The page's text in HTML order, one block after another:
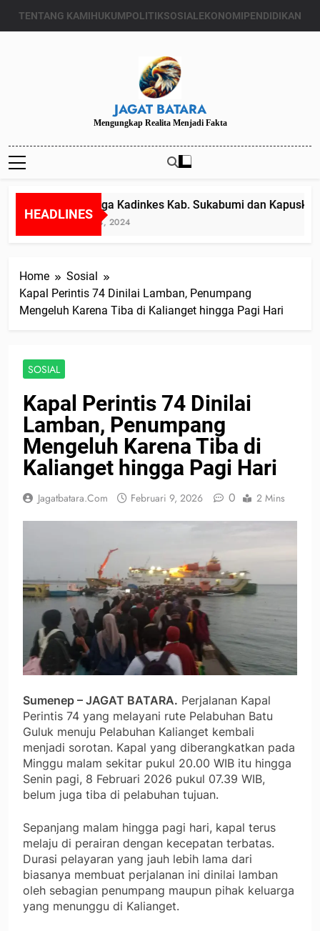
TENTANG KAMIHUKUMPOLITIKSOSIALEKONOMIPENDIDIKAN
JAGAT BATARA
Mengungkap Realita Menjadi Fakta
HEADLINES
Diduga Kadinkes Kab. Sukabumi dan
Juli 24, 2024
Home
Sosial
Kapal Perintis 74 Dinilai Lamban, Penumpang
Mengeluh Karena Tiba di Kalianget hingga Pagi Hari
SOSIAL
Kapal Perintis 74 Dinilai
Lamban, Penumpang
Mengeluh Karena Tiba di
Kalianget hingga Pagi Hari
Jagatbatara.com Februari 9, 2026 0 2 Mins
Sumenep – JAGAT BATARA. Perjalanan Kapal
Perintis 74 yang melayani rute Pelabuhan Batu
Guluk menuju Pelabuhan Kalianget kembali
menjadi sorotan. Kapal yang diberangkatkan pada
Minggu malam sekitar pukul 20.00 WIB itu hingga
Senin pagi, 8 Februari 2026 pukul 07.39 WIB,
belum juga tiba di pelabuhan tujuan.
Sepanjang malam hingga pagi hari, kapal terus
melaju di perairan dengan kecepatan terbatas.
Durasi pelayaran yang jauh lebih lama dari
biasanya membuat perjalanan ini dinilai lamban
oleh sebagian penumpang maupun pihak keluarga
yang menunggu di Kalianget.